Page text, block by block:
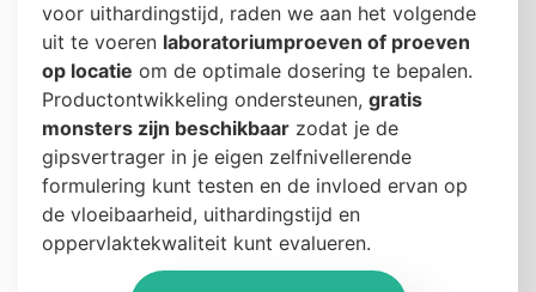
voor uithardingstijd, raden we aan het volgende
uit te voeren laboratoriumproeven of proeven
op locatie om de optimale dosering te bepalen.
Productontwikkeling ondersteunen, gratis
monsters zijn beschikbaar zodat je de
gipsvertrager in je eigen zelfnivellerende
formulering kunt testen en de invloed ervan op
de vloeibaarheid, uithardingstijd en
oppervlaktekwaliteit kunt evalueren.